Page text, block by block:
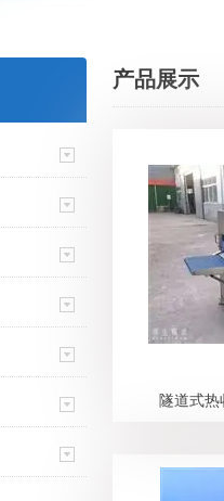
产品展示
隧道式